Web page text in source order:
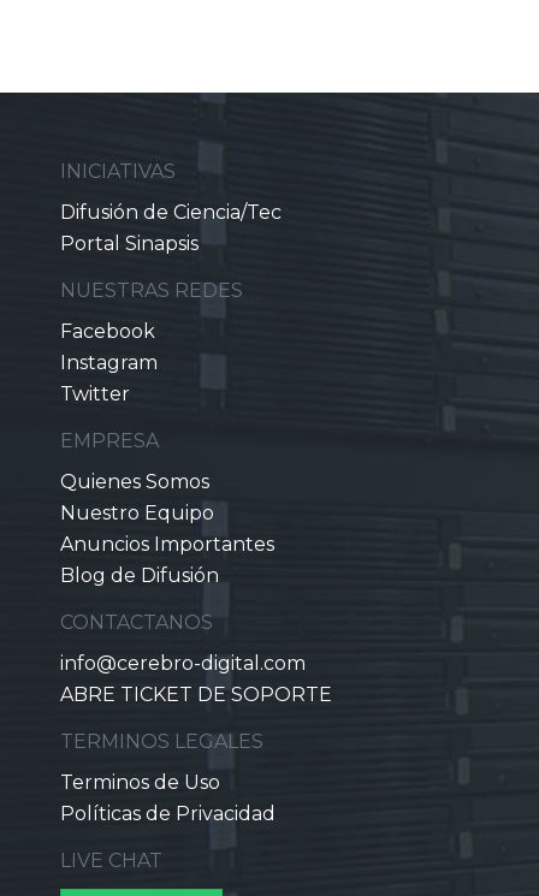
INICIATIVAS
Difusión de Ciencia/Tec
Portal Sinapsis
NUESTRAS REDES
Facebook
Instagram
Twitter
EMPRESA
Quienes Somos
Nuestro Equipo
Anuncios Importantes
Blog de Difusión
CONTACTANOS
info@cerebro-digital.com
ABRE TICKET DE SOPORTE
TERMINOS LEGALES
Terminos de Uso
Políticas de Privacidad
LIVE CHAT